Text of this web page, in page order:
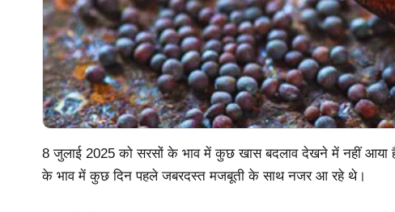
8 जुलाई 2025 को सरसों के भाव में कुछ खास बदलाव देखने में नहीं आया
के भाव में कुछ दिन पहले जबरदस्त मजबूती के साथ नजर आ रहे थे।